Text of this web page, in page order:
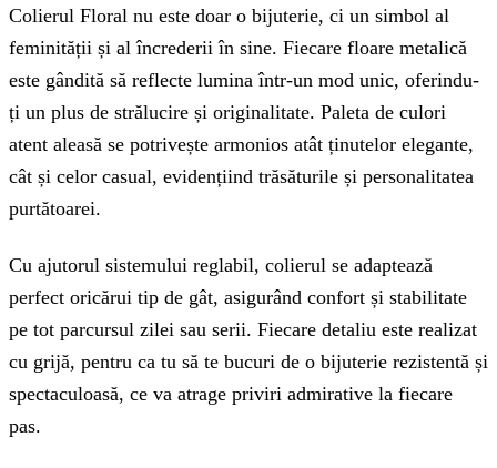
Colierul Floral nu este doar o bijuterie, ci un simbol al
feminității și al încrederii în sine. Fiecare floare metalică
este gândită să reflecte lumina într-un mod unic, oferindu-
ți un plus de strălucire și originalitate. Paleta de culori
atent aleasă se potrivește armonios atât ținutelor elegante,
cât și celor casual, evidențiind trăsăturile și personalitatea
purtătoarei.
Cu ajutorul sistemului reglabil, colierul se adaptează
perfect oricărui tip de gât, asigurând confort și stabilitate
pe tot parcursul zilei sau serii. Fiecare detaliu este realizat
cu grijă, pentru ca tu să te bucuri de o bijuterie rezistentă și
spectaculoasă, ce va atrage priviri admirative la fiecare
pas.